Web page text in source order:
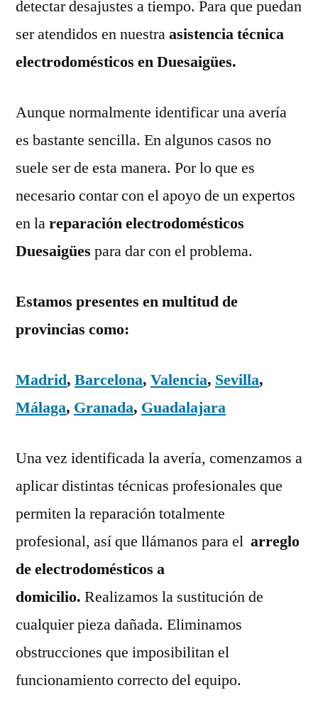
detectar desajustes a tiempo. Para que puedan
ser atendidos en nuestraasistencia técnica
electrodomésticos en Duesaigües.
Aunque normalmente identificar una avería
es bastante sencilla. En algunos casos no
suele ser de esta manera. Por lo que es
necesario contar con el apoyo de un expertos
en lareparación electrodomésticos
Duesaigües para dar con el problema.
Estamos presentes en multitud de
provincias como:
Madrid, Barcelona, Valencia, Sevilla,
Málaga, Granada, Guadalajara
Una vez identificada la avería, comenzamos a
aplicar distintas técnicas profesionales que
permiten la reparación totalmente
profesional, así que llámanos para el arreglo
de electrodomésticos a
domicilio. Realizamos la sustitución de
cualquier pieza dañada. Eliminamos
obstrucciones que imposibilitan el
funcionamiento correcto del equipo.